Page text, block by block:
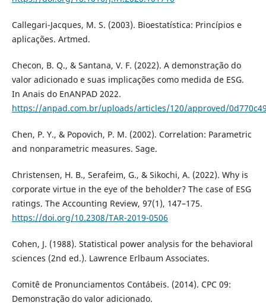
Callegari-Jacques, M. S. (2003). Bioestatística: Princípios e
aplicações. Artmed.
Checon, B. Q., & Santana, V. F. (2022). A demonstração do
valor adicionado e suas implicações como medida de ESG.
In Anais do EnANPAD 2022.
https://anpad.com.br/uploads/articles/120/approved/
Chen, P. Y., & Popovich, P. M. (2002). Correlation: Parametric
and nonparametric measures. Sage.
Christensen, H. B., Serafeim, G., & Sikochi, A. (2022). Why is
corporate virtue in the eye of the beholder? The case of ESG
ratings. The Accounting Review, 97(1), 147–175.
https://doi.org/10.2308/TAR-2019-0506
Cohen, J. (1988). Statistical power analysis for the behavioral
sciences (2nd ed.). Lawrence Erlbaum Associates.
Comitê de Pronunciamentos Contábeis. (2014). CPC 09:
Demonstração do valor adicionado.